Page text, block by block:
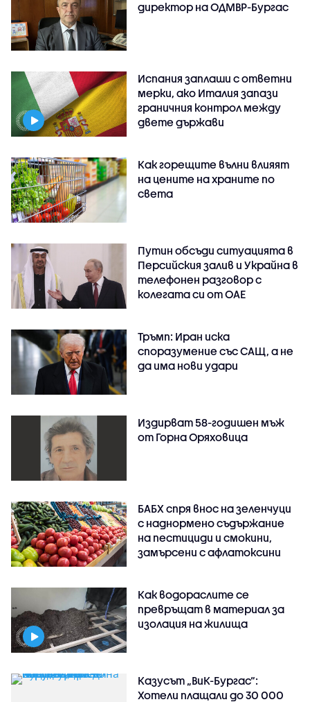
директор на ОДМВР-Бургас
Испания заплаши с ответни
мерки, ако Италия запази
граничния контрол между
двете държави
Как горещите вълни влияят
на цените на храните по
света
Путин обсъди ситуацията в
Персийския залив и Украйна в
телефонен разговор с
колегата си от ОАЕ
Тръмп: Иран иска
споразумение със САЩ, а не
да има нови удари
Издирват 58-годишен мъж
от Горна Оряховица
БАБХ спря внос на зеленчуци
с наднормено съдържание
на пестициди и смокини,
замърсени с афлатоксини
Как водораслите се
превръщат в материал за
изолация на жилища
Казусът „ВиК-Бургас“:
Хотели плащали до 30 000